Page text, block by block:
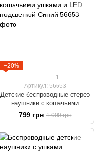
−20%
1
Артикул: 56653
Детские беспроводные стерео
наушники с кошачьими
ушками и LED подсветкой
Синий
799 грн 1 000 грн